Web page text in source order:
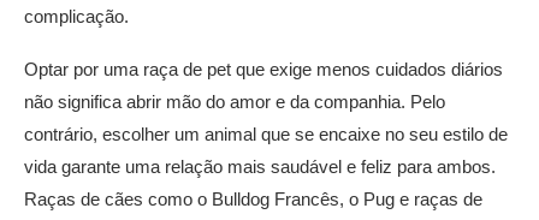
complicação.
Optar por uma raça de pet que exige menos cuidados diários
não significa abrir mão do amor e da companhia. Pelo
contrário, escolher um animal que se encaixe no seu estilo de
vida garante uma relação mais saudável e feliz para ambos.
Raças de cães como o Bulldog Francês, o Pug e raças de